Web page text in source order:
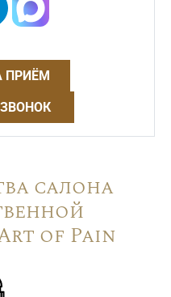
ПРИЁМ
салона
of Pain